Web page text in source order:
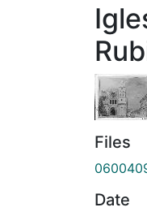
Files
Date